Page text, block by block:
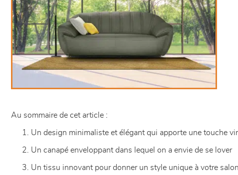
Au sommaire de cet article :
Un design minimaliste et élégant qui apporte une touche
Un canapé enveloppant dans lequel on a envie de se lover
Un tissu innovant pour donner un style unique à votre salon